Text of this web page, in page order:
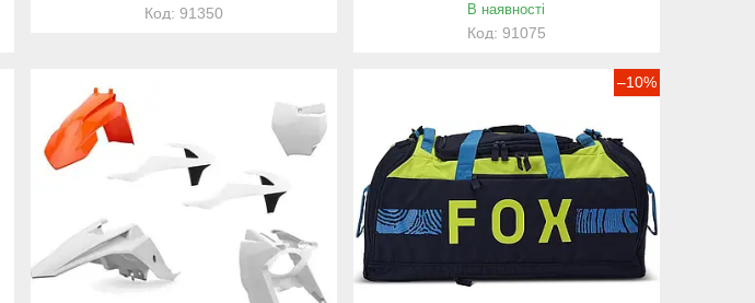
91350 В наявності
91075
–10%